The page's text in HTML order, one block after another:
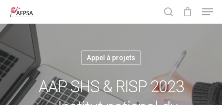
Hit enter to search or ESC to close
Appel à projets
AAP SHS & RISP 2023